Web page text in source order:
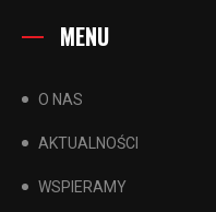
MENU
O NAS
AKTUALNOŚCI
WSPIERAMY